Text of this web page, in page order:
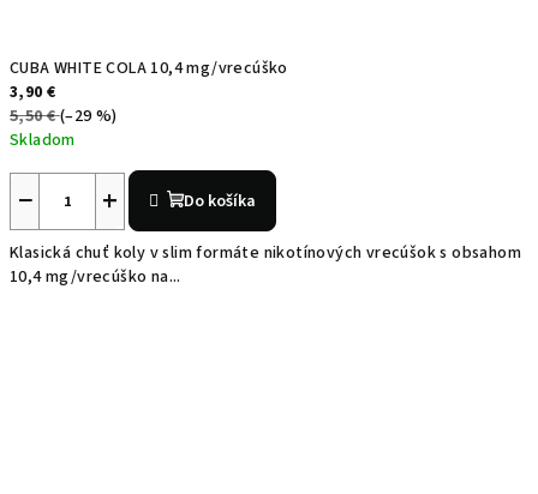
CUBA WHITE COLA 10,4 mg/vrecúško
3,90 €
5,50 €(–29 %)
Skladom
+
− Do košíka
Klasická chuť koly v slim formáte nikotínových vrecúšok s obsahom
10,4 mg/vrecúško na...